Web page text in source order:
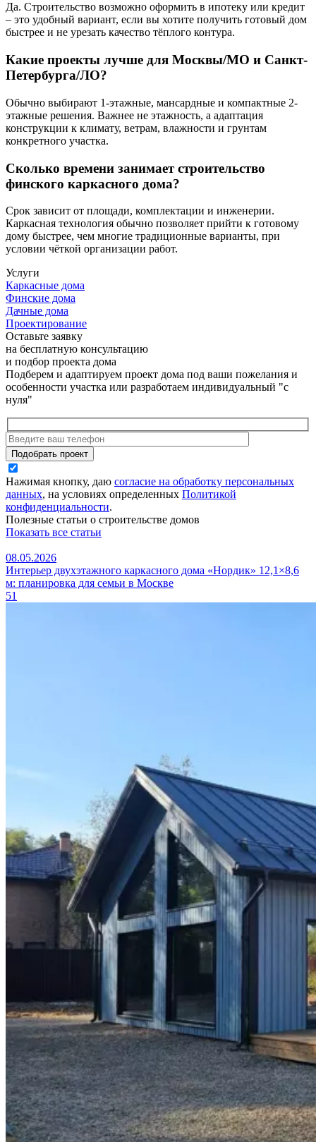
Да. Строительство возможно оформить в ипотеку или кредит
– это удобный вариант, если вы хотите получить готовый дом
быстрее и не урезать качество тёплого контура.
Какие проекты лучше для Москвы/МО и Санкт-
Петербурга/ЛО?
Обычно выбирают 1-этажные, мансардные и компактные 2-
этажные решения. Важнее не этажность, а адаптация
конструкции к климату, ветрам, влажности и грунтам
конкретного участка.
Сколько времени занимает строительство
финского каркасного дома?
Срок зависит от площади, комплектации и инженерии.
Каркасная технология обычно позволяет прийти к готовому
дому быстрее, чем многие традиционные варианты, при
условии чёткой организации работ.
Услуги
Каркасные дома
Финские дома
Дачные дома
Проектирование
Оставьте заявку
на бесплатную консультацию
и подбор проекта дома
Подберем и адаптируем проект дома под ваши пожелания и
особенности участка или разработаем индивидуальный "с
нуля"
Нажимая кнопку, даю согласие на обработку персональных
данных, на условиях определенных Политикой
конфиденциальности.
Полезные статьи о строительстве домов
Показать все статьи
08.05.2026
Интерьер двухэтажного каркасного дома «Нордик» 12,1×8,6
м: планировка для семьи в Москве
51